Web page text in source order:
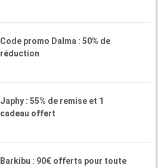
Code promo Dalma : 50% de
réduction
Japhy : 55% de remise et 1
cadeau offert
Barkibu : 90€ offerts pour toute